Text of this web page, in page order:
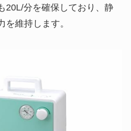
20L/分を確保しており、静
を維持します。